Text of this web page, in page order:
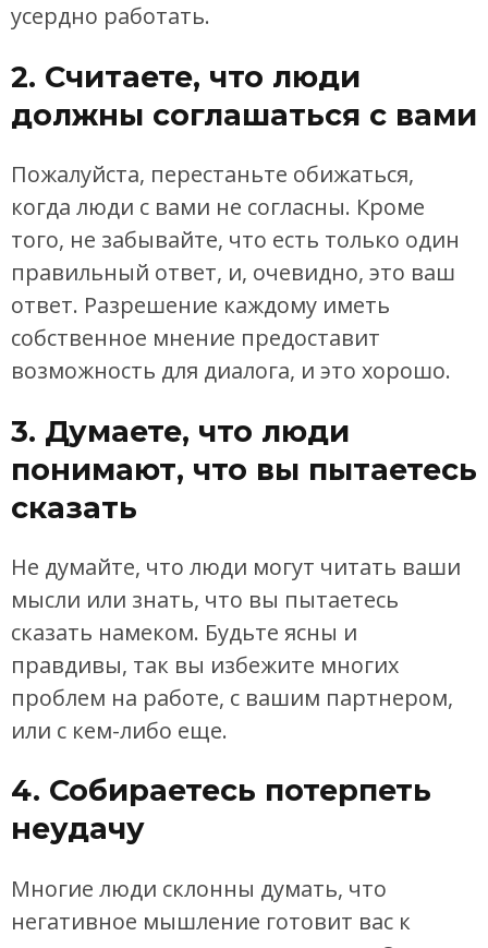
усердно работать.
2. Считаете, что люди
должны соглашаться с вами
Пожалуйста, перестаньте обижаться,
когда люди с вами не согласны. Кроме
того, не забывайте, что есть только один
правильный ответ, и, очевидно, это ваш
ответ. Разрешение каждому иметь
собственное мнение предоставит
возможность для диалога, и это хорошо.
3. Думаете, что люди
понимают, что вы пытаетесь
сказать
Не думайте, что люди могут читать ваши
мысли или знать, что вы пытаетесь
сказать намеком. Будьте ясны и
правдивы, так вы избежите многих
проблем на работе, с вашим партнером,
или с кем-либо еще.
4. Собираетесь потерпеть
неудачу
Многие люди склонны думать, что
негативное мышление готовит вас к